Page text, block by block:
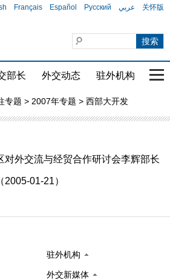
Français Español Русский عربي 关怀版
部长 外交动态 驻外机构 国
专题 > 2007年专题 > 西部大开发
对外交流与经贸合作研讨会李辉部长
01-21）
驻外机构
外交新媒体